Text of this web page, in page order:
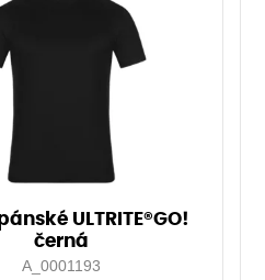
ULTRITE®GO!
černá
A_0001193